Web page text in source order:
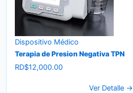
Dispositivo Médico
Terapia de Presion Negativa TPN
RD$12,000.00
Ver Detalle →